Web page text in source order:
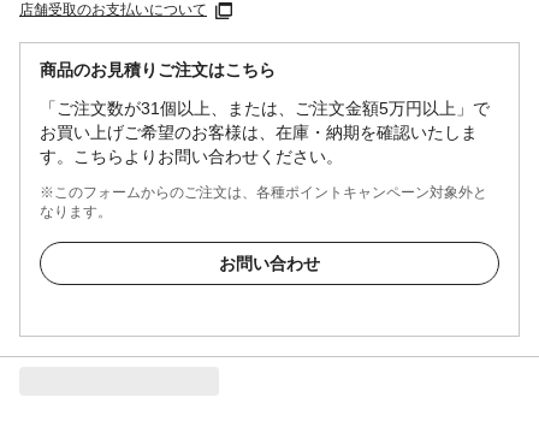
店舗受取のお支払いについて
商品のお見積りご注文はこちら
「ご注文数が31個以上、または、ご注文金額5万円以上」で
お買い上げご希望のお客様は、在庫・納期を確認いたしま
す。こちらよりお問い合わせください。
※このフォームからのご注文は、各種ポイントキャンペーン対象外と
なります。
お問い合わせ